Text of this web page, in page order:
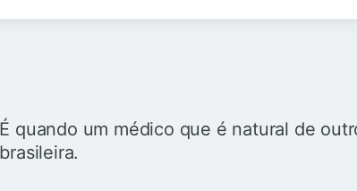
É quando um médico que é natural de
brasileira.